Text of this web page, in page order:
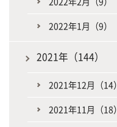
2022年1月（9）
2021年（144）
2021年12月（14）
2021年11月（18）